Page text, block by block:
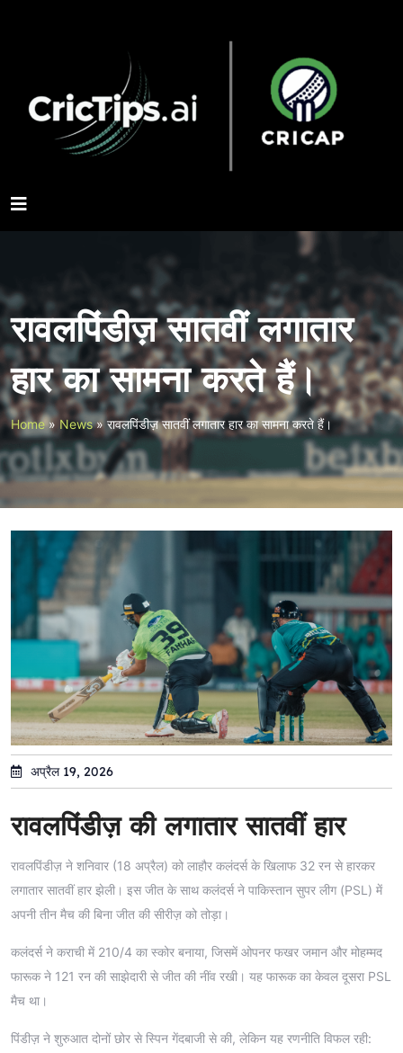
रावलपिंडीज़ सातवीं लगातार
हार का सामना करते हैं।
Home» News» रावलपिंडीज़ सातवीं लगातार हार का सामना करते हैं।
अप्रैल 19, 2026
रावलपिंडीज़ की लगातार सातवीं हार
रावलपिंडीज़ ने शनिवार (18 अप्रैल) को लाहौर कलंदर्स के खिलाफ 32 रन से हारकर
लगातार सातवीं हार झेली। इस जीत के साथ कलंदर्स ने पाकिस्तान सुपर लीग (PSL) में
अपनी तीन मैच की बिना जीत की सीरीज़ को तोड़ा।
कलंदर्स ने कराची में 210/4 का स्कोर बनाया, जिसमें ओपनर फखर जमान और मोहम्मद
फारूक ने 121 रन की साझेदारी से जीत की नींव रखी। यह फारूक का केवल दूसरा PSL
मैच था।
पिंडीज़ ने शुरुआत दोनों छोर से स्पिन गेंदबाजी से की, लेकिन यह रणनीति विफल रही: